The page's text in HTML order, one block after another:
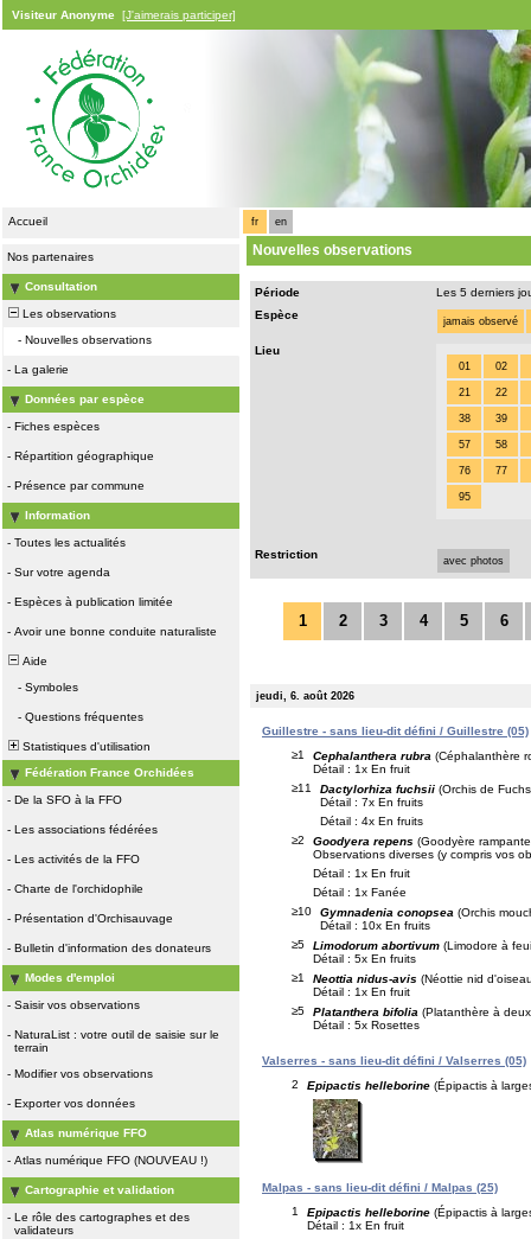
Visiteur Anonyme [J'aimerais participer]
Accueil
Nos partenaires
Consultation
Les observations
- Nouvelles observations
- La galerie
Données par espèce
- Fiches espèces
- Répartition géographique
- Présence par commune
Information
- Toutes les actualités
- Sur votre agenda
- Espèces à publication limitée
- Avoir une bonne conduite naturaliste
Aide
- Symboles
- Questions fréquentes
Statistiques d'utilisation
Fédération France Orchidées
- De la SFO à la FFO
- Les associations fédérées
- Les activités de la FFO
- Charte de l'orchidophile
- Présentation d'Orchisauvage
- Bulletin d'information des donateurs
Modes d'emploi
- Saisir vos observations
- NaturaList : votre outil de saisie sur le
terrain
- Modifier vos observations
- Exporter vos données
Atlas numérique FFO
- Atlas numérique FFO (NOUVEAU !)
Cartographie et validation
- Le rôle des cartographes et des
validateurs
fr en
Nouvelles observations
Période
Les 5 derniers
Espèce
jamais observé
Lieu
01 02
21 22
38 39
57 58
76 77
95
Restriction avec photos
1 2 3 4 5 6
jeudi, 6. août 2026
Guillestre - sans lieu-dit défini / Guillestre (05)
≥1
Cephalanthera rubra (Céphalanthère
Détail : 1x En fruit
≥11
Dactylorhiza fuchsii (Orchis de
Détail : 7x En fruits
Détail : 4x En fruits
≥2
Goodyera repens (Goodyère
Observations diverses (y compris vos
Détail : 1x En fruit
Détail : 1x Fanée
≥10
Gymnadenia conopsea (Orchis
Détail : 10x En fruits
≥5
Limodorum abortivum (Limodore à
Détail : 5x En fruits
≥1
Neottia nidus-avis (Néottie nid
Détail : 1x En fruit
≥5
Platanthera bifolia (Platanthère à
Détail : 5x Rosettes
Valserres - sans lieu-dit défini / Valserres (05)
2
Epipactis helleborine (Épipactis à
Malpas - sans lieu-dit défini / Malpas (25)
1
Epipactis helleborine (Épipactis à
Détail : 1x En fruit